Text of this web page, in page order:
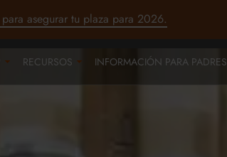
asegurar tu plaza para 2026.
RECURSOS INFORMACIÓN PARA PADRES